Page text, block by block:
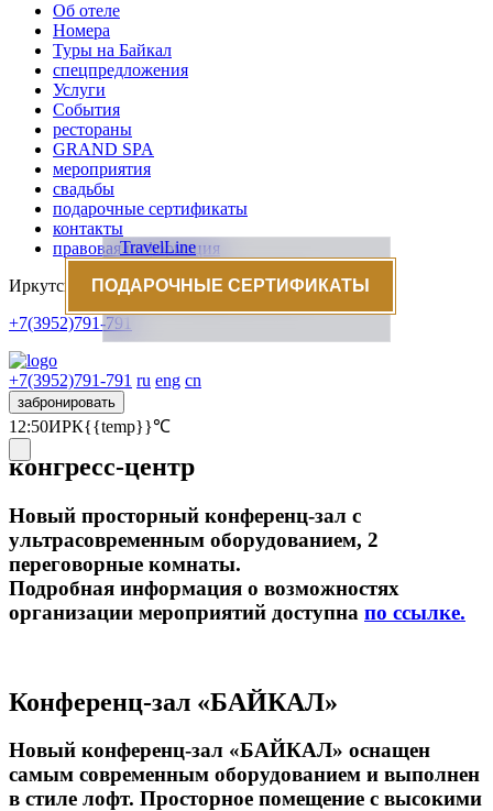
Об отеле
Номера
Туры на Байкал
спецпредложения
Услуги
События
рестораны
GRAND SPA
мероприятия
свадьбы
подарочные сертификаты
контакты
правовая информация
Иркутск, ул. Николая Гаврилова, стр.2
+7(3952)791-791
+7(3952)791-791 ru eng cn
забронировать
12:50ИРК{{temp}}℃
TravelLine
ПОДАРОЧНЫЕ СЕРТИФИКАТЫ
конгресс-центр
Новый просторный конференц-зал с
ультрасовременным оборудованием, 2
переговорные комнаты.
Подробная информация о возможностях
организации мероприятий доступна по ссылке.
Конференц-зал «БАЙКАЛ»
Новый конференц-зал «БАЙКАЛ» оснащен
самым современным оборудованием и выполнен
в стиле лофт. Просторное помещение с высокими